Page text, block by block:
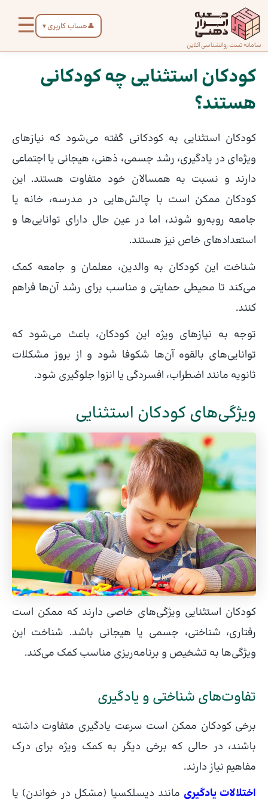
محتوا
سامانه تست روانشناسی آنلاین
👤حساب کاربری ▼
☰
صفحه
اصلی
درباره
تماس
با ما
دسته‌بندی
تست‌ها
کودکان استثنایی چه کودکانی
هستند؟
کودکان استثنایی به کودکانی گفته می‌شود که نیازهای
ویژه‌ای در یادگیری، رشد جسمی، ذهنی، هیجانی یا اجتماعی
دارند و نسبت به همسالان خود متفاوت هستند. این
کودکان ممکن است با چالش‌هایی در مدرسه، خانه یا
جامعه روبه‌رو شوند، اما در عین حال دارای توانایی‌ها و
استعدادهای خاص نیز هستند.
شناخت این کودکان به والدین، معلمان و جامعه کمک
می‌کند تا محیطی حمایتی و مناسب برای رشد آن‌ها فراهم
کنند.
توجه به نیازهای ویژه این کودکان، باعث می‌شود که
توانایی‌های بالقوه آن‌ها شکوفا شود و از بروز مشکلات
ثانویه مانند اضطراب، افسردگی یا انزوا جلوگیری شود.
ویژگی‌های کودکان استثنایی
کودکان استثنایی ویژگی‌های خاصی دارند که ممکن است
رفتاری، شناختی، جسمی یا هیجانی باشد. شناخت این
ویژگی‌ها به تشخیص و برنامه‌ریزی مناسب کمک می‌کند.
تفاوت‌های شناختی و یادگیری
برخی کودکان ممکن است سرعت یادگیری متفاوت داشته
باشند، در حالی که برخی دیگر به کمک ویژه برای درک
مفاهیم نیاز دارند.
اختلالات یادگیری مانند دیسلکسیا (مشکل در خواندن) یا
پیمایش
نوشته